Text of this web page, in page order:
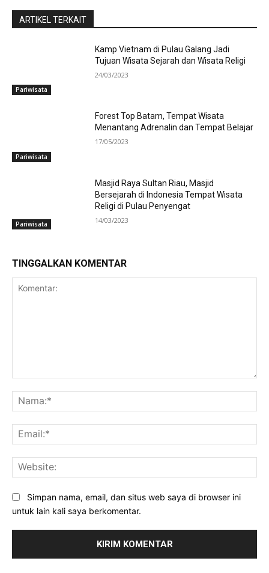
ARTIKEL TERKAIT
Pariwisata
Kamp Vietnam di Pulau Galang Jadi
Tujuan Wisata Sejarah dan Wisata Religi
24/03/2023
Pariwisata
Forest Top Batam, Tempat Wisata
Menantang Adrenalin dan Tempat Belajar
17/05/2023
Pariwisata
Masjid Raya Sultan Riau, Masjid
Bersejarah di Indonesia Tempat Wisata
Religi di Pulau Penyengat
14/03/2023
TINGGALKAN KOMENTAR
Simpan nama, email, dan situs web saya di browser ini
untuk lain kali saya berkomentar.